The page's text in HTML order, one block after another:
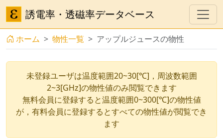
誘電率・透磁率データベース
ホーム 物性一覧 アップルジュースの物性
未登録ユーザは温度範囲20~30[℃]，周波数範囲
2~3[GHz]の物性値のみ閲覧できます
無料会員に登録すると温度範囲0~300[℃]の物性値
が，有料会員に登録するとすべての物性値が閲覧でき
ます